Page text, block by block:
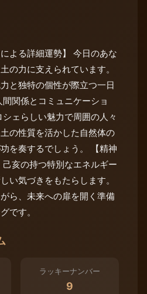
よる詳細運勢】 今日のあな
の力に支えられています。
と独特の個性が際立つ一日
関係とコミュニケーショ
ェらしい魅力で周囲の人々
の性質を活かした自然体の
を奏するでしょう。 【精神
亥の持つ特別なエネルギー
い気づきをもたらします。
ら、未来への扉を開く準備
です。
ラッキーナンバー
9